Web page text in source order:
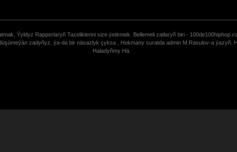
Ýyldyz Rapperlaryñ Tazeliklerini size ýetirmek. Bellemeli zatlaryñ biri -
zadyñyz, ýa-da bir näsazlyk çyksa , Hokmany suratda admin M.Rasulov-a ýazyñ.
Haladyñmy Hä.